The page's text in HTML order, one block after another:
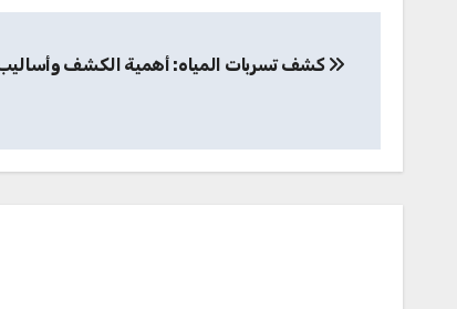
المقالات
كشف تسربات المياه: أهمية الكشف